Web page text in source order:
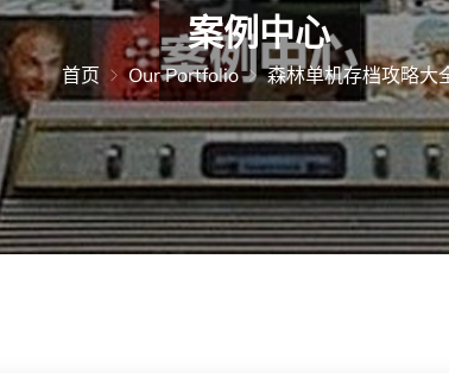
案例中心
首页 Our Portfolio 森林单机存档攻略大